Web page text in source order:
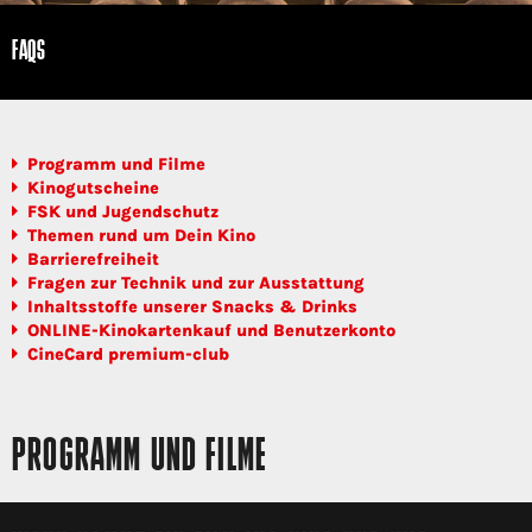
FAQS
Programm und Filme
Kinogutscheine
FSK und Jugendschutz
Themen rund um Dein Kino
Barrierefreiheit
Fragen zur Technik und zur Ausstattung
Inhaltsstoffe unserer Snacks & Drinks
ONLINE-Kinokartenkauf und Benutzerkonto
CineCard premium-club
PROGRAMM UND FILME